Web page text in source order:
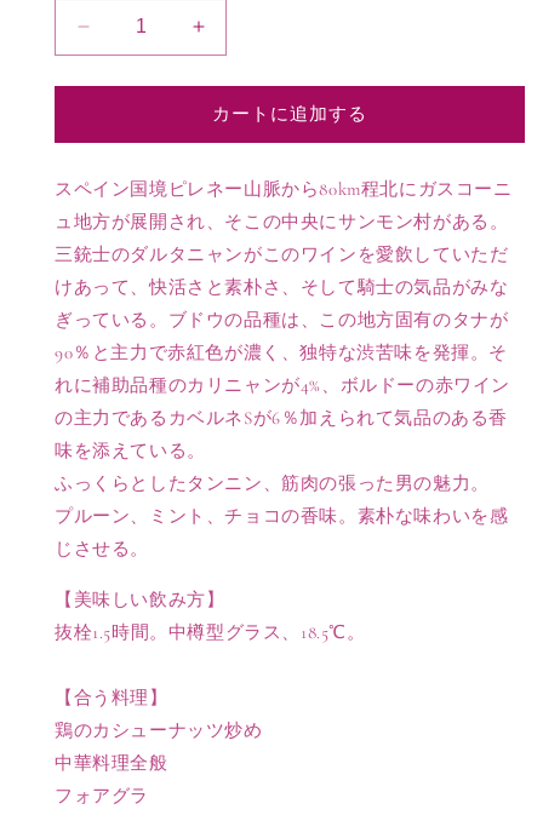
ド
サ
バ
ザ
ン
A.C.
サ
ン
モ
ン
の
数
量
を
減
ら
す
2018
ト
ド
サ
ザ
ン
A.C.
サ
ン
モ
の
量
増
や
す
カートに追加する
スペイン国境ピレネー山脈から80km程北にガスコーニ
ュ地方が展開され、そこの中央にサンモン村がある。
三銃士のダルタニャンがこのワインを愛飲していただ
けあって、快活さと素朴さ、そして騎士の気品がみな
ぎっている。ブドウの品種は、この地方固有のタナが
90％と主力で赤紅色が濃く、独特な渋苦味を発揮。そ
れに補助品種のカリニャンが4%、ボルドーの赤ワイン
の主力であるカベルネSが6％加えられて気品のある香
味を添えている。
ふっくらとしたタンニン、筋肉の張った男の魅力。
プルーン、ミント、チョコの香味。素朴な味わいを感
じさせる。
【美味しい飲み方】
抜栓1.5時間。中樽型グラス、18.5℃。
【合う料理】
鶏のカシューナッツ炒め
中華料理全般
フォアグラ